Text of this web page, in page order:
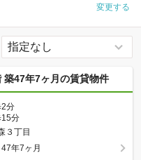
変更する
築47年7ヶ月の賃貸物件
2分
15分
３丁目
47年7ヶ月